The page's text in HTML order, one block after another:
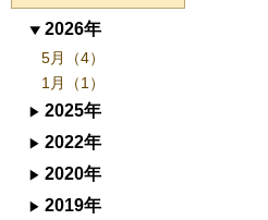
2026年
5月（4）
1月（1）
2025年
2022年
2020年
2019年